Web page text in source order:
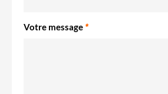
Votre message *